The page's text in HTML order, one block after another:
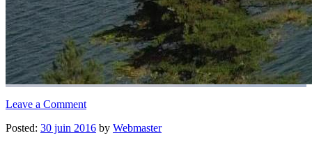
Leave a Comment
Posted: 30 juin 2016 by Webmaster